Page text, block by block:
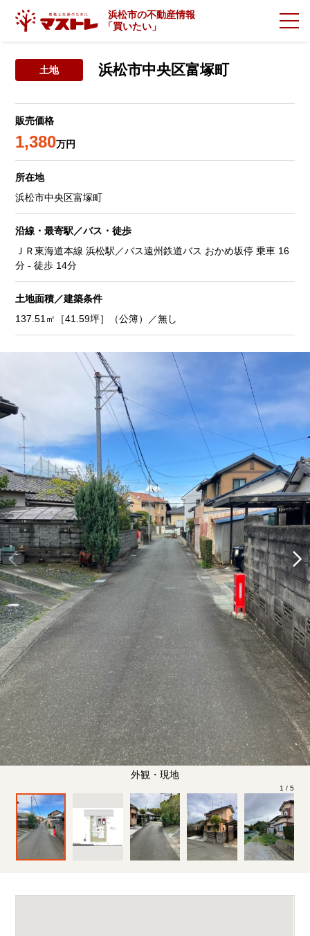
浜松市の不動産情報
「買いたい」
土地 浜松市中央区富塚町
販売価格
1,380万円
所在地
浜松市中央区富塚町
沿線・最寄駅／バス・徒歩
ＪＲ東海道本線 浜松駅／バス遠州鉄道バス おかめ坂停 乗車 16
分 - 徒歩 14分
土地面積／建築条件
137.51㎡［41.59坪］（公簿）／無し
外観・現地
1 /5